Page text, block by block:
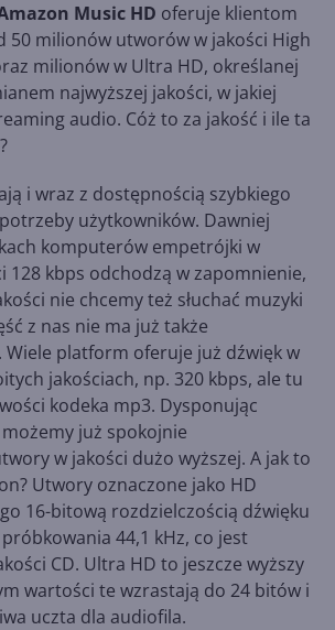
Music HD oferuje klientom
50 milionów utworów w jakości High
milionów w Ultra HD, określanej
najwyższej jakości, w jakiej
audio. Cóż to za jakość i ile ta
i wraz z dostępnością szybkiego
użytkowników. Dawniej
komputerów empetrójki w
128 kbps odchodzą w zapomnienie,
nie chcemy też słuchać muzyki
z nas nie ma już także
Wiele platform oferuje już dźwięk w
jakościach, np. 320 kbps, ale tu
kodeka mp3. Dysponując
możemy już spokojnie
w jakości dużo wyższej. A jak to
Utwory oznaczone jako HD
16-bitową rozdzielczością dźwięku
44,1 kHz, co jest
CD. Ultra HD to jeszcze wyższy
wartości te wzrastają do 24 bitów i
uczta dla audiofila.